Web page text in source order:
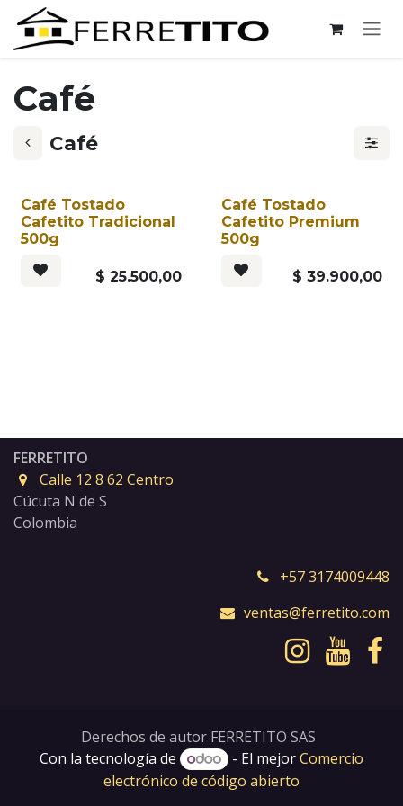
Ir al contenido
Café
Café
Café Tostado
Cafetito Tradicional
500g
$ 25.500,00
Café Tostado
Cafetito Premium
500g
$ 39.900,00
FERRETITO
Calle 12 8 62 Centro
Cúcuta N de S
Colombia
+57 3174009448
ventas@ferretito.com
Derechos de autor FERRETITO SAS
Con la tecnología de
- El mejorComercio
electrónico de código abierto